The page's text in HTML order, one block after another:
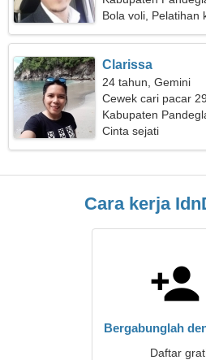
Bola voli, Pelatihan
Clarissa
24 tahun, Gemini
Cewek cari pacar
Kabupaten
Cinta sejati
Cara kerja
Bergabunglah
Daftar